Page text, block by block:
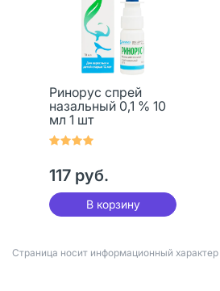
Ринорус спрей
назальный 0,1 % 10
мл 1 шт
117 руб.
В корзину
Страница носит информационный